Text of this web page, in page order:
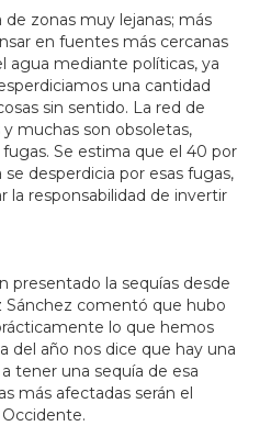
zonas muy lejanas; más
en fuentes más cercanas
agua mediante políticas, ya
una cantidad
sin sentido. La red de
muchas son obsoletas,
Se estima que el 40 por
desperdicia por esas fugas,
la responsabilidad de invertir
presentado la sequías desde
Sánchez comentó que hubo
lo que hemos
del año nos dice que hay una
tener una sequía de esa
más afectadas serán el